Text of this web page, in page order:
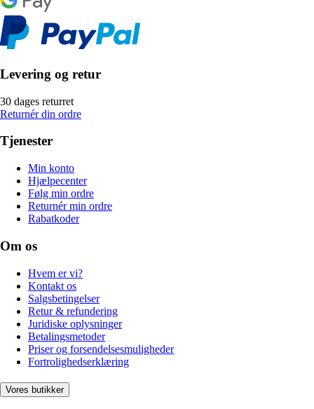
Levering og retur
30 dages returret
Returnér din ordre
Tjenester
Min konto
Hjælpecenter
Følg min ordre
Returnér min ordre
Rabatkoder
Om os
Hvem er vi?
Kontakt os
Salgsbetingelser
Retur & refundering
Juridiske oplysninger
Betalingsmetoder
Priser og forsendelsesmuligheder
Fortrolighedserklæring
Vores butikker